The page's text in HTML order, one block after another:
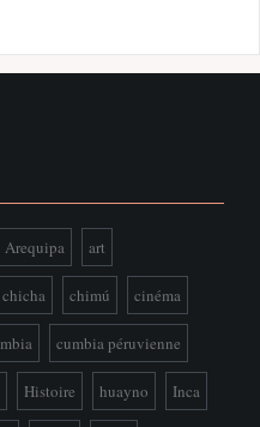
Arequipa art
chicha chimú cinéma
cumbia péruvienne
Histoire huayno Inca